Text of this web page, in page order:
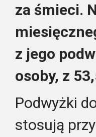
za śmieci.
z jego
osoby, z
Podwyżki
stosują